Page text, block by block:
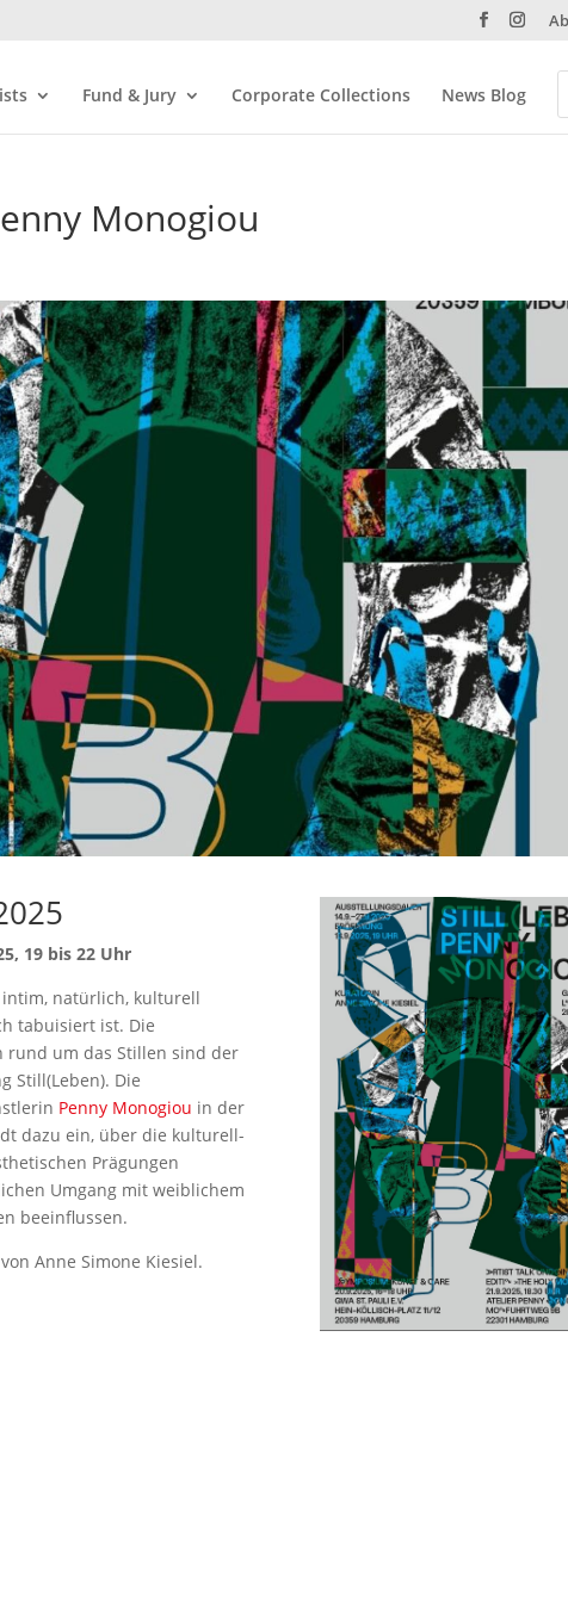
Fund & Jury Corporate Collections News Blog
Monogiou
19 bis 22 Uhr
natürlich, kulturell
tabuisiert ist. Die
rund um das Stillen sind der
Still(Leben). Die
Penny Monogiou in der
dazu ein, über die kulturell-
Prägungen
Umgang mit weiblichem
beeinflussen.
Anne Simone Kiesiel.